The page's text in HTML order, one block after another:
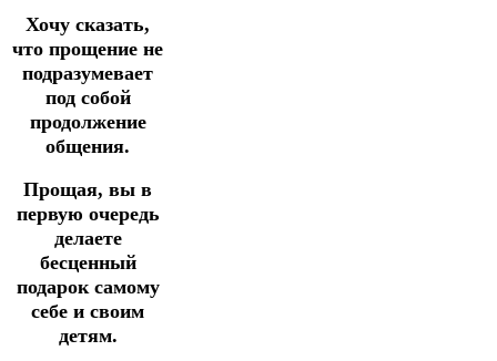
Хочу сказать,
что прощение не
подразумевает
под собой
продолжение
общения.
Прощая, вы в
первую очередь
делаете
бесценный
подарок самому
себе и своим
детям.